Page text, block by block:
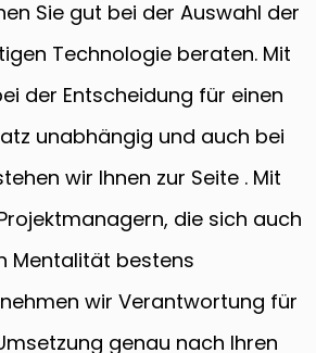
Sie gut bei der Auswahl der
Technologie beraten. Mit
der Entscheidung für einen
unabhängig und auch bei
wir Ihnen zur Seite . Mit
die sich auch
Mentalität bestens
wir Verantwortung für
genau nach Ihren